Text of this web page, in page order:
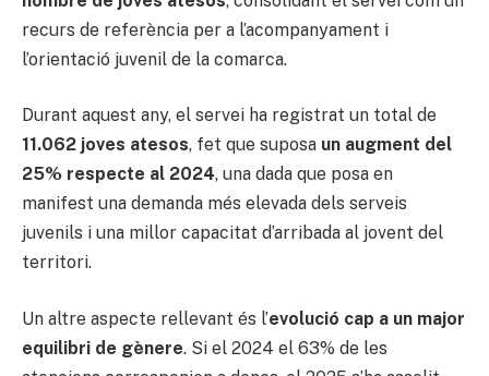
recurs de referència per a l’acompanyament i
l’orientació juvenil de la comarca.
Durant aquest any, el servei ha registrat un total de
11.062 joves atesos, fet que suposa un augment del
25% respecte al 2024, una dada que posa en
manifest una demanda més elevada dels serveis
juvenils i una millor capacitat d’arribada al jovent del
territori.
Un altre aspecte rellevant és l’evolució cap a un major
equilibri de gènere. Si el 2024 el 63% de les